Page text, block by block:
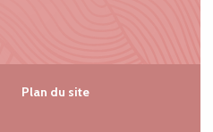
Plan du site